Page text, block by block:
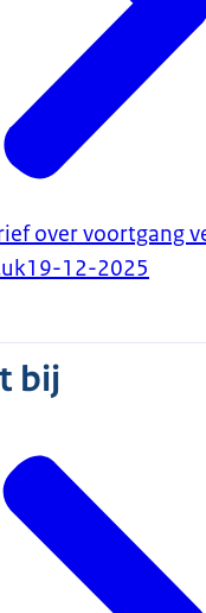
over voortgang
19-12-2025
bij